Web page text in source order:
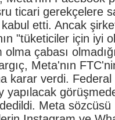
ticari gerekçelere
kabul etti. Ancak
"tüketiciler için iyi
çabası
Meta'nın
karar verdi. Federal
yapılacak
Meta sözcüsü
Lahmacun ve